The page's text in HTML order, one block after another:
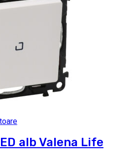
alb Valena Life